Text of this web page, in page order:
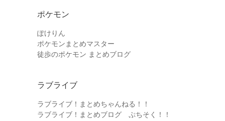
ポケモン
ぽけりん
ポケモンまとめマスター
徒歩のポケモン まとめブログ
ラブライブ
ラブライブ！まとめちゃんねる！！
ラブライブ！まとめブログ ぷちそく！！